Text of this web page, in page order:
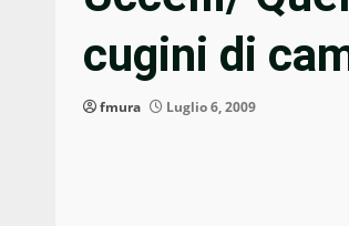
cugini di
fmura Luglio 6, 2009